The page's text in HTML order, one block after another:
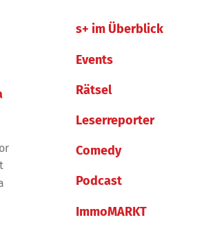
s+ im Überblick
Events
Rätsel
Leserreporter
Comedy
Podcast
ImmoMARKT